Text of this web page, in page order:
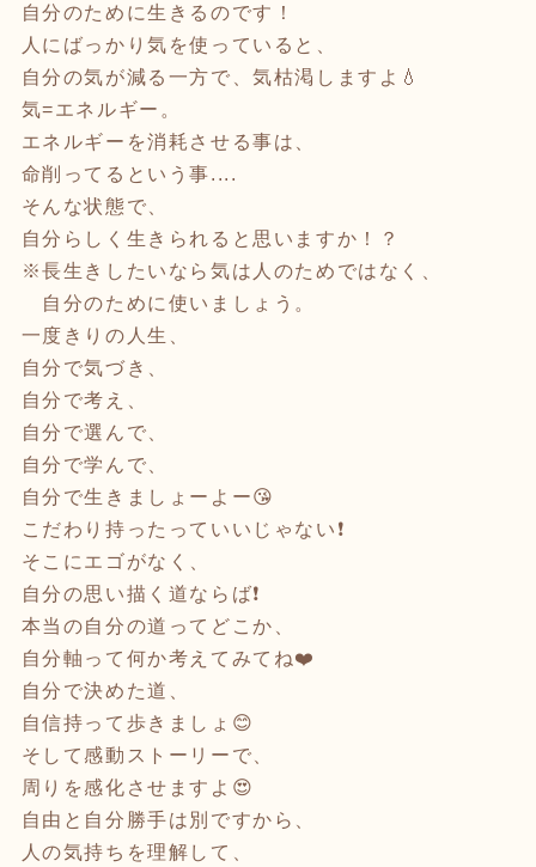
自分のために生きるのです！
人にばっかり気を使っていると、
自分の気が減る一方で、気枯渇しますよ💧
気=エネルギー。
エネルギーを消耗させる事は、
命削ってるという事....
そんな状態で、
自分らしく生きられると思いますか！？
※長生きしたいなら気は人のためではなく、
自分のために使いましょう。
一度きりの人生、
自分で気づき、
自分で考え、
自分で選んで、
自分で学んで、
自分で生きましょーよー😘
こだわり持ったっていいじゃない❗️
そこにエゴがなく、
自分の思い描く道ならば❗️
本当の自分の道ってどこか、
自分軸って何か考えてみてね❤️
自分で決めた道、
自信持って歩きましょ😊
そして感動ストーリーで、
周りを感化させますよ😍
自由と自分勝手は別ですから、
人の気持ちを理解して、